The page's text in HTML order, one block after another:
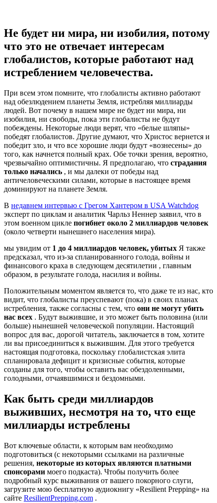
Не будет ни мира, ни изобилия, потому
что это не отвечает интересам
глобалистов, которые работают над
истреблением человечества.
При всем этом помните, что глобалисты активно работают
над обезлюдением планеты Земля, истребляя миллиарды
людей. Вот почему в нашем мире не будет ни мира, ни
изобилия, ни свободы, пока эти глобалисты не будут
побеждены. Некоторые люди верят, что «белые шляпы»
победят глобалистов. Другие думают, что Христос вернется и
победит зло, и что все хорошие люди будут «вознесены» до
того, как начнется полный крах. Обе точки зрения, вероятно,
чрезвычайно оптимистичны. Я предполагаю, что страдания
только начались , и мы далеки от победы над
античеловеческими силами, которые в настоящее время
доминируют на планете Земля.
В недавнем интервью с Грегом Хантером в USA Watchdog
эксперт по циклам и аналитик Чарльз Неннер заявил, что в
этом военном цикле погибнет около 2 миллиардов человек
(около четверти нынешнего населения мира).
мы увидим от 1 до 4 миллиардов человек, убитых Я также
предсказал, что из-за спланированного голода, войны и
финансового краха в следующем десятилетии , главным
образом, в результате голода, насилия и войны.
Положительным моментом является то, что даже те из нас, кто
видит, что глобалисты преуспевают (пока) в своих планах
истребления, также согласны с тем, что они не могут убить
нас всех . Будут выжившие, и это может быть половина (или
больше) нынешней человеческой популяции. Настоящий
вопрос для вас, дорогой читатель, заключается в том, хотите
ли вы присоединиться к выжившим. Для этого требуется
настоящая подготовка, поскольку глобалистская элита
спланировала дефицит и кризисные события, которые
созданы для того, чтобы оставить вас обездоленными,
голодными, отчаявшимися и бездомными.
Как быть среди миллиардов
выживших, несмотря на то, что еще
миллиарды истреблены
Вот ключевые области, к которым вам необходимо
подготовиться (с некоторыми ссылками на различные
решения, некоторые из которых являются платными
спонсорами моего подкаста). Чтобы получить более
подробный курс выживания от вашего покорного слуги,
загрузите мою бесплатную аудиокнигу «Resilient Prepping» на
сайте ResilientPrepping.com .